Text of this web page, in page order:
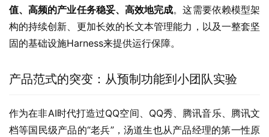
值、高频的产业任务稳妥、高效地完成。这需要依赖模型架
构的持续创新、更加长效的长文本管理能力，以及一整套坚
固的基础设施Harness来提供运行保障。
产品范式的突变：从预制功能到小团队实验
作为在非AI时代打造过QQ空间、QQ秀、腾讯音乐、腾讯文
档等国民级产品的“老兵”，汤道生也从产品经理的第一性原